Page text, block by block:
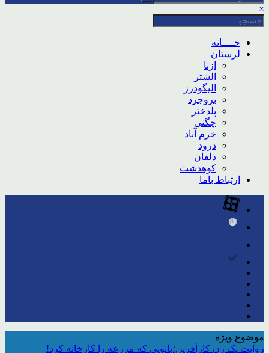
×
خــــانه
لرستان
ازنا
الشتر
الیگودرز
بروجرد
پلدختر
چگنی
خرم آباد
درود
دلفان
کوهدشت
ارتباط باما
موضوع ویژه
روایت یک زن کارآفرین؛بانویی که مزرعه را کارخانه کرد!